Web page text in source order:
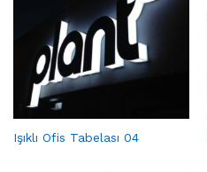
Işıklı Ofis Tabelası 04